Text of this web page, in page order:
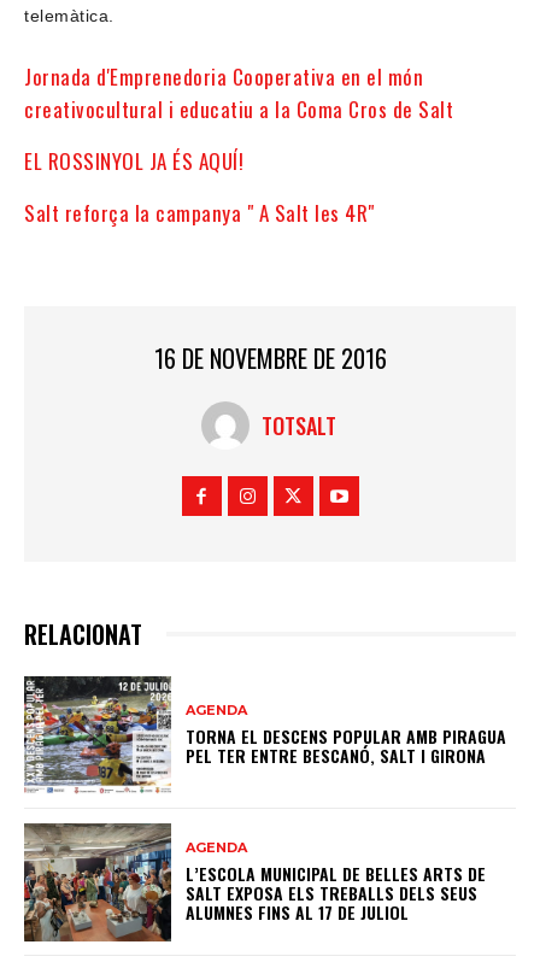
telemàtica.
Jornada d'Emprenedoria Cooperativa en el món
creativocultural i educatiu a la Coma Cros de Salt
EL ROSSINYOL JA ÉS AQUÍ!
Salt reforça la campanya " A Salt les 4R"
16 DE NOVEMBRE DE 2016
TOTSALT
RELACIONAT
AGENDA
TORNA EL DESCENS POPULAR AMB PIRAGUA
PEL TER ENTRE BESCANÓ, SALT I GIRONA
AGENDA
L’ESCOLA MUNICIPAL DE BELLES ARTS DE
SALT EXPOSA ELS TREBALLS DELS SEUS
ALUMNES FINS AL 17 DE JULIOL